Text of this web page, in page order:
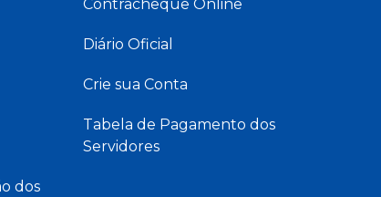
dos
Contracheque Online
Diário Oficial
Crie sua Conta
Tabela de Pagamento dos
Servidores